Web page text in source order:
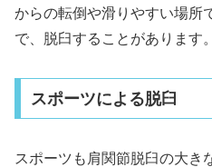
からの転倒や滑りやすい場所
で、脱臼することがあります。
スポーツによる脱臼
スポーツも肩関節脱臼の大き